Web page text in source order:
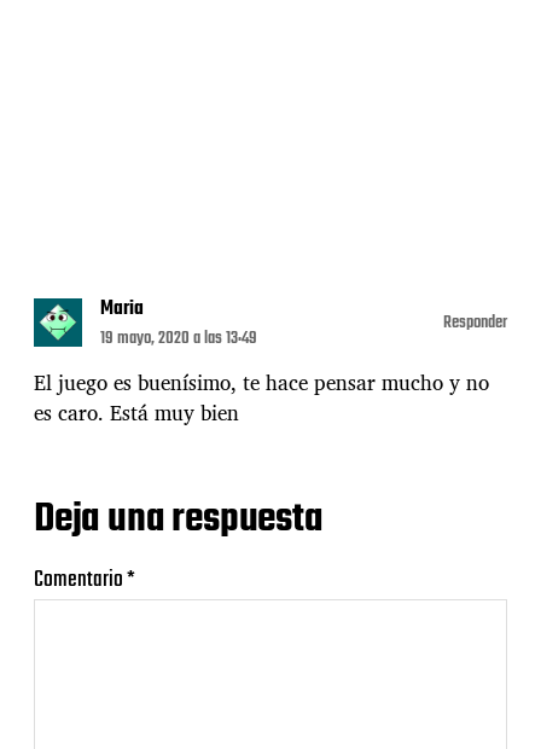
Maria
19 mayo, 2020 a las 13:49
El juego es buenísimo, te hace pensar mucho y no
es caro. Está muy bien
Responder
Deja una respuesta
Comentario*